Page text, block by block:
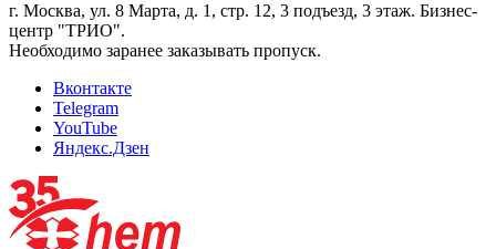
г. Москва, ул. 8 Марта, д. 1, стр. 12, 3 подъезд, 3 этаж. Бизнес-
центр "ТРИО".
Необходимо заранее заказывать пропуск.
Вконтакте
Telegram
YouTube
Яндекс.Дзен